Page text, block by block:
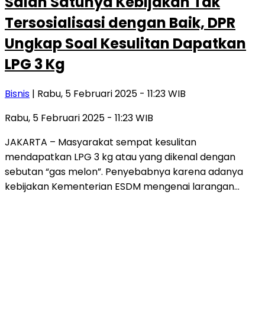
Tersosialisasi dengan Baik, DPR
Ungkap Soal Kesulitan Dapatkan
LPG 3 Kg
Bisnis | Rabu, 5 Februari 2025 - 11:23 WIB
Rabu, 5 Februari 2025 - 11:23 WIB
JAKARTA – Masyarakat sempat kesulitan
mendapatkan LPG 3 kg atau yang dikenal dengan
sebutan “gas melon”. Penyebabnya karena adanya
kebijakan Kementerian ESDM mengenai larangan…